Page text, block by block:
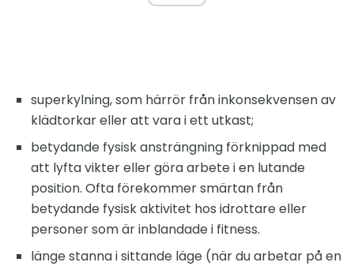
superkylning, som härrör från inkonsekvensen av
klädtorkar eller att vara i ett utkast;
betydande fysisk ansträngning förknippad med
att lyfta vikter eller göra arbete i en lutande
position. Ofta förekommer smärtan från
betydande fysisk aktivitet hos idrottare eller
personer som är inblandade i fitness.
länge stanna i sittande läge (när du arbetar på en